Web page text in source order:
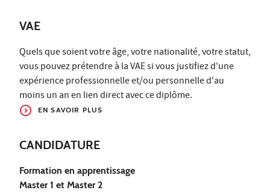
VAE
Quels que soient votre âge, votre nationalité, votre statut,
vous pouvez prétendre à la VAE si vous justifiez d'une
expérience professionnelle et/ou personnelle d'au
moins un an en lien direct avec ce diplôme.
EN SAVOIR PLUS
CANDIDATURE
Formation en apprentissage
Master 1 et Master 2